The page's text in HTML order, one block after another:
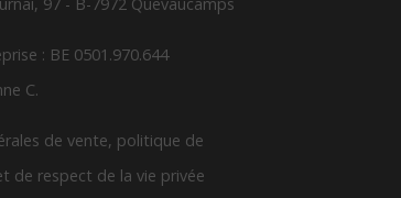
: BE 0501.970.644
C.
de vente, politique de
de respect de la vie privée